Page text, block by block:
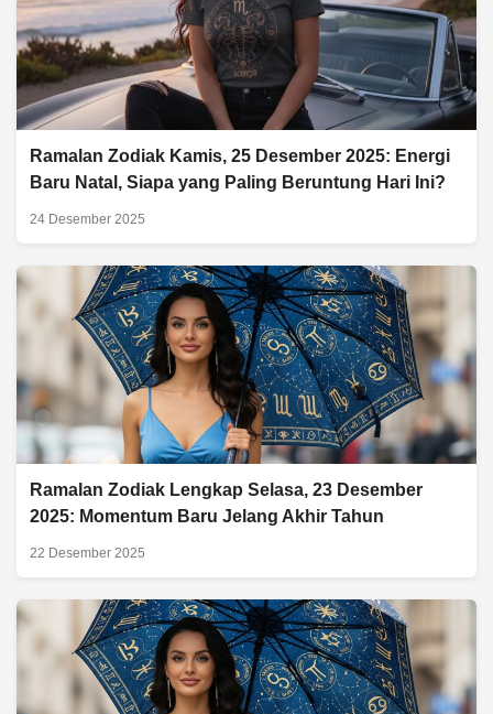
Ramalan Zodiak Kamis, 25 Desember 2025: Energi
Baru Natal, Siapa yang Paling Beruntung Hari Ini?
24 Desember 2025
Ramalan Zodiak Lengkap Selasa, 23 Desember
2025: Momentum Baru Jelang Akhir Tahun
22 Desember 2025